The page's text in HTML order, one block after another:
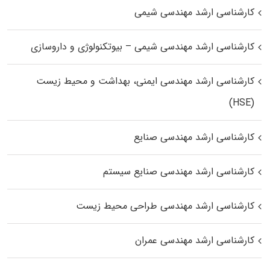
کارشناسی ارشد مهندسی شیمی
کارشناسی ارشد مهندسی شیمی – بیوتکنولوژی و داروسازی
کارشناسی ارشد مهندسی ایمنی، بهداشت و محیط زیست
(HSE)
کارشناسی ارشد مهندسی صنایع
کارشناسی ارشد مهندسی صنایع سیستم
کارشناسی ارشد مهندسی طراحی محیط زیست
کارشناسی ارشد مهندسی عمران